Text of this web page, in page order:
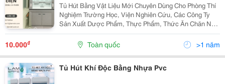
Tủ Hút Bằng Vật Liệu Mới Chuyên Dùng Cho Phòng Thí
Nghiệm Trường Học, Viện Nghiên Cứu, Các Công Ty
Sản Xuất Dược Phẩm, Thực Phẩm, Thức Ăn Chăn Nuôi
&Hellip; Sản Xuất: Công Ty Tnhh Thương Mại Khoa Học
10.000₫ Toàn quốc >1 năm
Tủ Hút Khí Độc Bằng Nhựa Pvc